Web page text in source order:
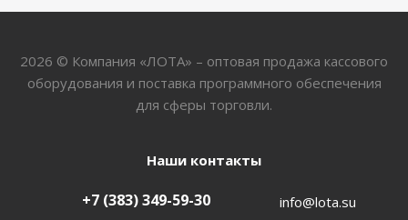
2026 © Компания «ЛОТА» – оптовая продажа кассового
оборудования и поставка программного обеспечения
для сферы торговли.
Наши контакты
+7 (383) 349-59-30 info@lota.su